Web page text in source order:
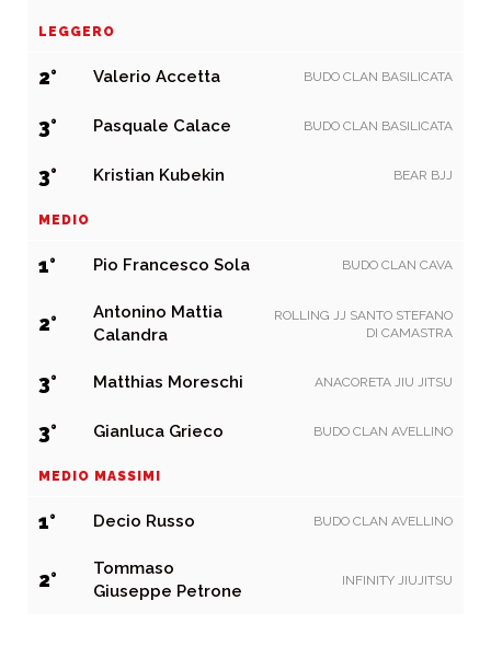
LEGGERO
2° Valerio Accetta BUDO CLAN BASILICATA
3° Pasquale Calace BUDO CLAN BASILICATA
3° Kristian Kubekin BEAR BJJ
MEDIO
1° Pio Francesco Sola BUDO CLAN CAVA
2°
Antonino Mattia
Calandra
ROLLING JJ SANTO STEFANO
DI CAMASTRA
3° Matthias Moreschi ANACORETA JIU JITSU
3° Gianluca Grieco BUDO CLAN AVELLINO
MEDIO MASSIMI
1° Decio Russo BUDO CLAN AVELLINO
2°
Tommaso
Giuseppe Petrone
INFINITY JIUJITSU